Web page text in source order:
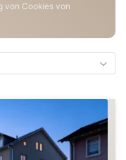
von Cookies von